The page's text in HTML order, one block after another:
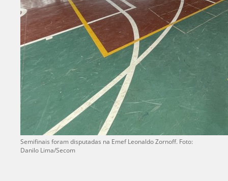
Semifinais foram disputadas na Emef Leonaldo Zornoff. Foto:
Danilo Lima/Secom